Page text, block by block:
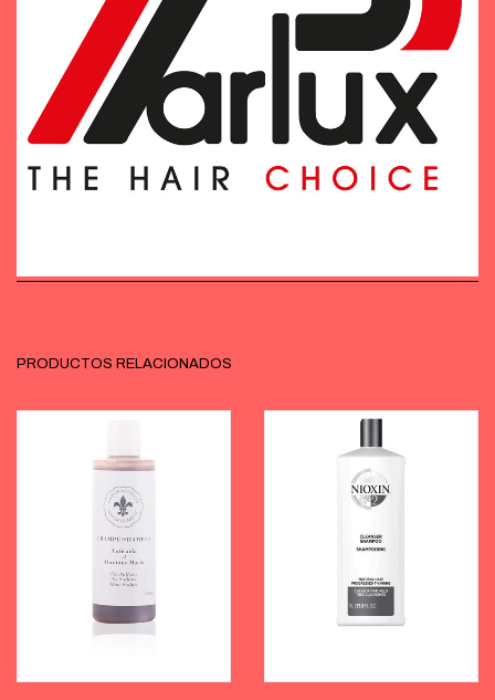
PRODUCTOS RELACIONADOS